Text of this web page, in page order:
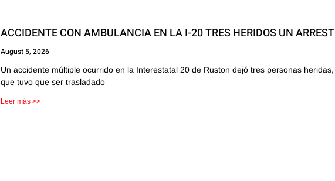
ACCIDENTE CON AMBULANCIA EN LA I-20 TRES HERIDOS UN
August 5, 2026
Un accidente múltiple ocurrido en la Interestatal 20 de Ruston dejó tres personas
que tuvo que ser trasladado
Leer más >>